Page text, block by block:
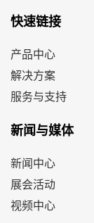
快速链接
产品中心
解决方案
服务与支持
新闻与媒体
新闻中心
展会活动
视频中心